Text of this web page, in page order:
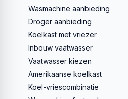
Wasmachine aanbieding
Droger aanbieding
Koelkast met vriezer
Inbouw vaatwasser
Vaatwasser kiezen
Amerikaanse koelkast
Koel-vriescombinatie